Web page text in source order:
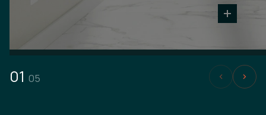
01 05